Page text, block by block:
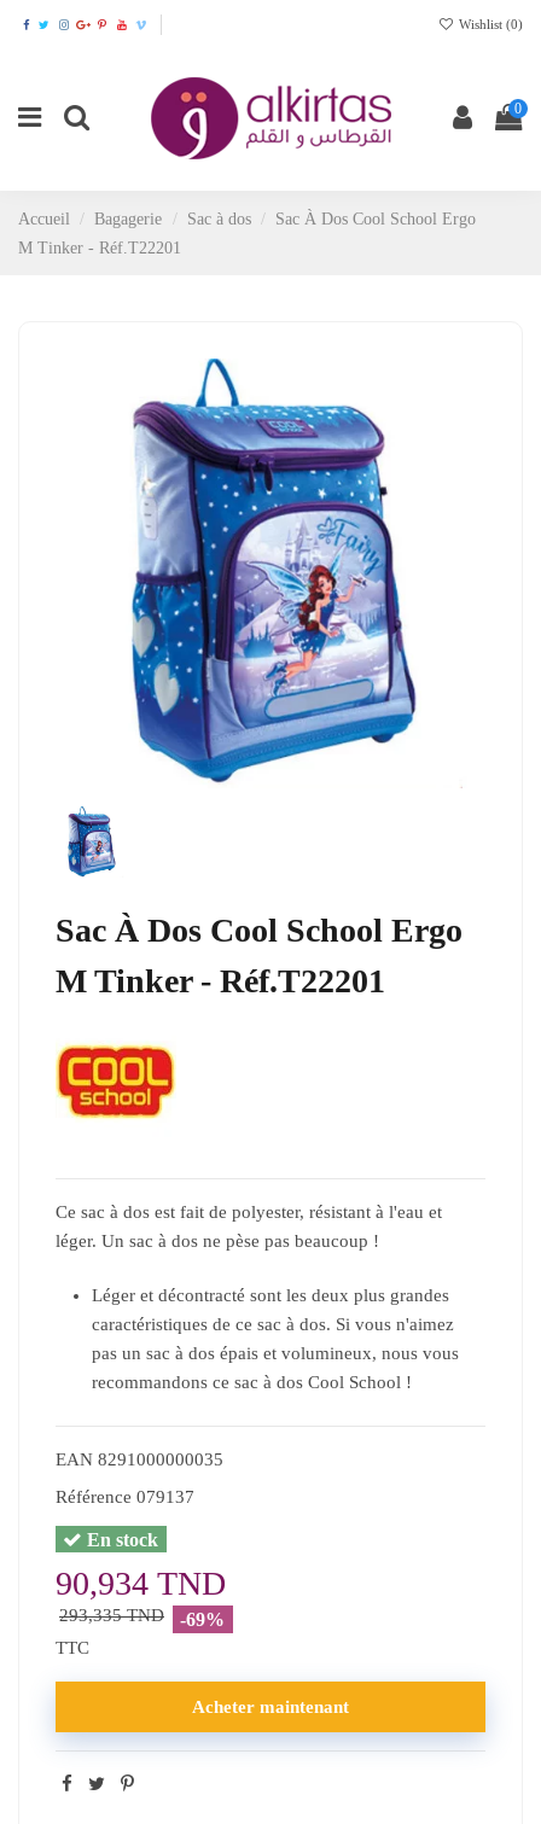
Wishlist (0)
0
Accueil Bagagerie Sac à dos
Sac À Dos Cool School Ergo
M Tinker - Réf.T22201
Sac À Dos Cool School Ergo
M Tinker - Réf.T22201
Ce sac à dos est fait de polyester, résistant à l'eau et
léger. Un sac à dos ne pèse pas beaucoup !
Léger et décontracté sont les deux plus grandes
caractéristiques de ce sac à dos. Si vous n'aimez
pas un sac à dos épais et volumineux, nous vous
recommandons ce sac à dos Cool School !
EAN 8291000000035
Référence 079137
En stock
90,934 TND
293,335 TND -69%
TTC
Acheter maintenant